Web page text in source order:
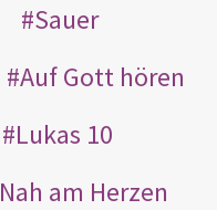
Sauer
Auf Gott hören
Lukas 10
Nah am Herzen